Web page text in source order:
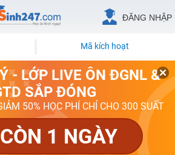
ĐĂNG NHẬP
Mã kích hoạt
- LỚP LIVE ÔN ĐGNL &
SẮP ĐÓNG
50% HỌC PHÍ CHỈ CHO 300 SUẤT
1 NGÀY